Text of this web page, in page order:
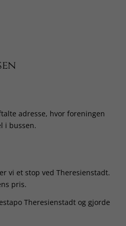
adresse, hvor foreningen
i bussen.
vi et stop ved Theresienstadt.
pris.
Theresienstadt og gjorde